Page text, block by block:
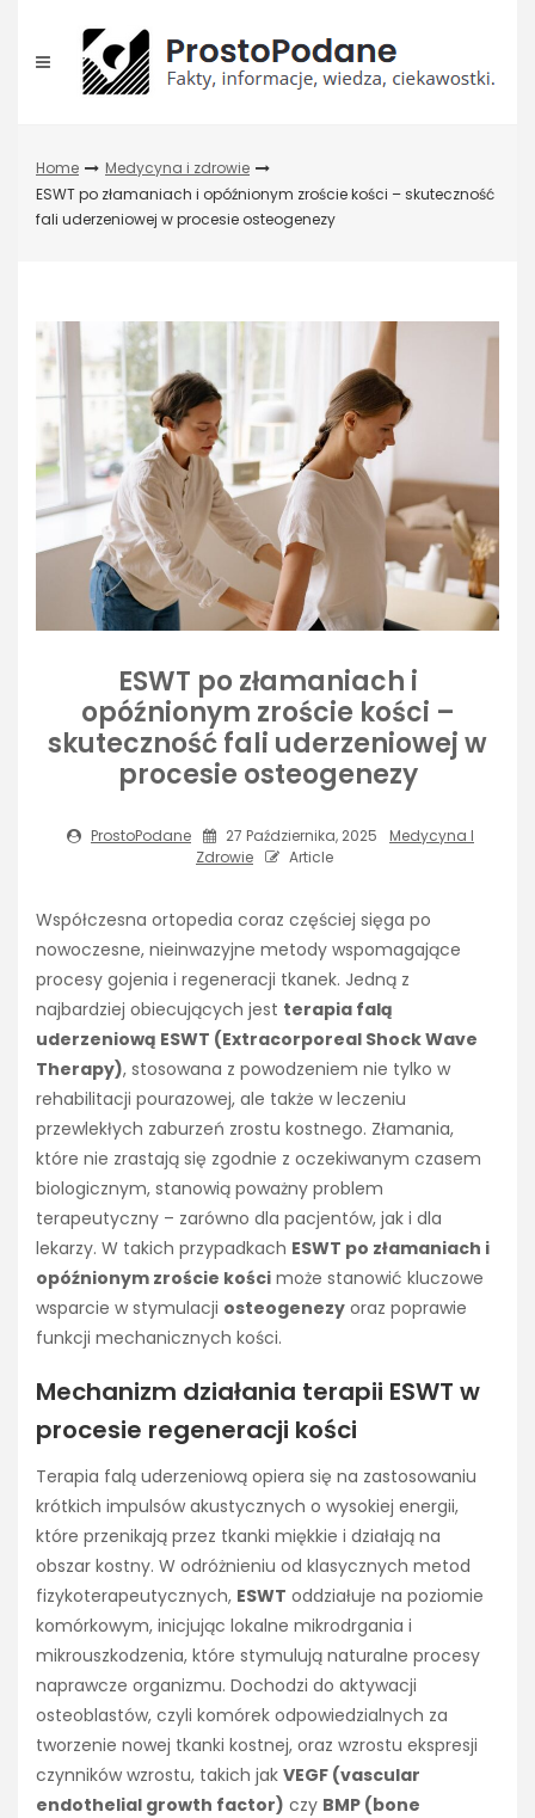
content
Home
Medycyna i zdrowie
ESWT po złamaniach i opóźnionym zroście kości – skuteczność
fali uderzeniowej w procesie osteogenezy
ESWT po złamaniach i
opóźnionym zroście kości –
skuteczność fali uderzeniowej w
procesie osteogenezy
ProstoPodane 27 Października, 2025
Medycyna I
Zdrowie
Article
Współczesna ortopedia coraz częściej sięga po
nowoczesne, nieinwazyjne metody wspomagające
procesy gojenia i regeneracji tkanek. Jedną z
najbardziej obiecujących jest terapia falą
uderzeniową ESWT (Extracorporeal Shock Wave
Therapy), stosowana z powodzeniem nie tylko w
rehabilitacji pourazowej, ale także w leczeniu
przewlekłych zaburzeń zrostu kostnego. Złamania,
które nie zrastają się zgodnie z oczekiwanym czasem
biologicznym, stanowią poważny problem
terapeutyczny – zarówno dla pacjentów, jak i dla
lekarzy. W takich przypadkach ESWT po złamaniach i
opóźnionym zroście kości może stanowić kluczowe
wsparcie w stymulacji osteogenezy oraz poprawie
funkcji mechanicznych kości.
Mechanizm działania terapii ESWT w
procesie regeneracji kości
Terapia falą uderzeniową opiera się na zastosowaniu
krótkich impulsów akustycznych o wysokiej energii,
które przenikają przez tkanki miękkie i działają na
obszar kostny. W odróżnieniu od klasycznych metod
fizykoterapeutycznych, ESWT oddziałuje na poziomie
komórkowym, inicjując lokalne mikrodrgania i
mikrouszkodzenia, które stymulują naturalne procesy
naprawcze organizmu. Dochodzi do aktywacji
osteoblastów, czyli komórek odpowiedzialnych za
tworzenie nowej tkanki kostnej, oraz wzrostu ekspresji
czynników wzrostu, takich jak VEGF (vascular
endothelial growth factor) czy BMP (bone